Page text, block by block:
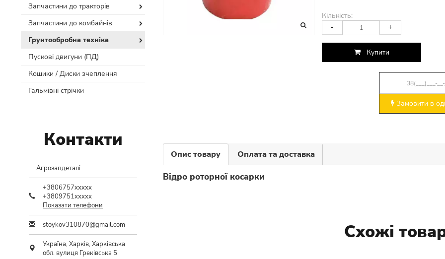
Кількість:
- +
Купити
Замовити в
Опис товару Оплата та доставка
Відро роторної косарки
Схожі
Запчастини до тракторів
Запчастини до комбайнів
Грунтообробна техніка
Пускові двигуни (ПД)
Кошики / Диски зчеплення
Гальмівні стрічки
Контакти
Агрозапдеталі
+3806757xxxxx
+3809751xxxxx
Показати телефони
stoykov310870@gmail.com
Україна,Харків,Харківська
обл. вулиця Греківська 5